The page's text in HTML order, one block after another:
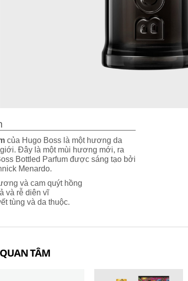
của Hugo Boss là một hương da
Đây là một mùi hương mới, ra
Bottled Parfum được sáng tạo bởi
Menardo.
và cam quýt hồng
và rễ diên vĩ
tùng và da thuộc.
TÂM